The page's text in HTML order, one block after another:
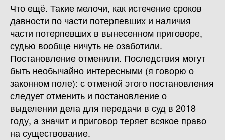
Что ещё. Такие мелочи, как истечение сроков
давности по части потерпевших и наличия
части потерпевших в вынесенном приговоре,
судью вообще ничуть не озаботили.
Постановление отменили. Последствия могут
быть необычайно интересными (я говорю о
законном поле): с отменой этого постановления
следует отменить и постановление о
выделении дела для передачи в суд в 2018
году, а значит и приговор теряет всякое право
на существование.